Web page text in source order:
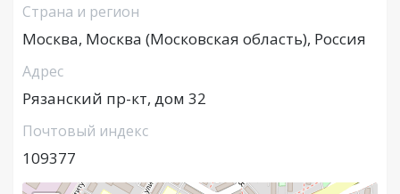
Страна и регион
Москва, Москва (Московская область), Россия
Адрес
Рязанский пр-кт, дом 32
Почтовый индекс
109377